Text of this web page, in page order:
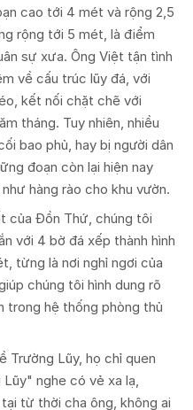
cao tới 4 mét và rộng 2,5
rộng tới 5 mét, là điểm
sự xưa. Ông Việt tận tình
về cấu trúc lũy đá, với
kết nối chặt chẽ với
tháng. Tuy nhiên, nhiều
bao phủ, hay bị người dân
đoạn còn lại hiện nay
hàng rào cho khu vườn.
của Đồn Thứ, chúng tôi
với 4 bờ đá xếp thành hình
từng là nơi nghỉ ngơi của
chúng tôi hình dung rõ
trong hệ thống phòng thủ
Trường Lũy, họ chỉ quen
nghe có vẻ xa lạ,
từ thời cha ông, không ai